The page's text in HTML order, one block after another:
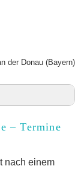
der Donau (Bayern)
– Termine
nach einem